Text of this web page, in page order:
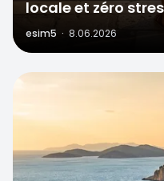
locale et zéro
esim5 · 8.06.2026